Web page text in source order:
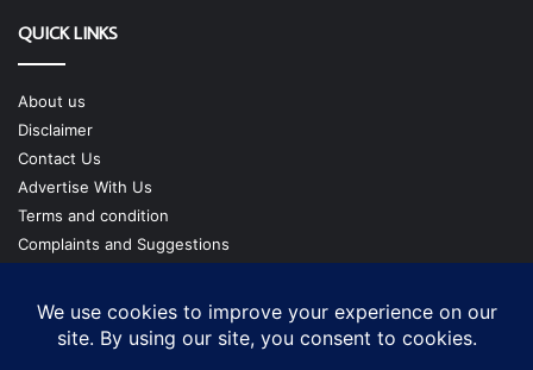
QUICK LINKS
About us
Disclaimer
Contact Us
Advertise With Us
Terms and condition
Complaints and Suggestions
Our Team